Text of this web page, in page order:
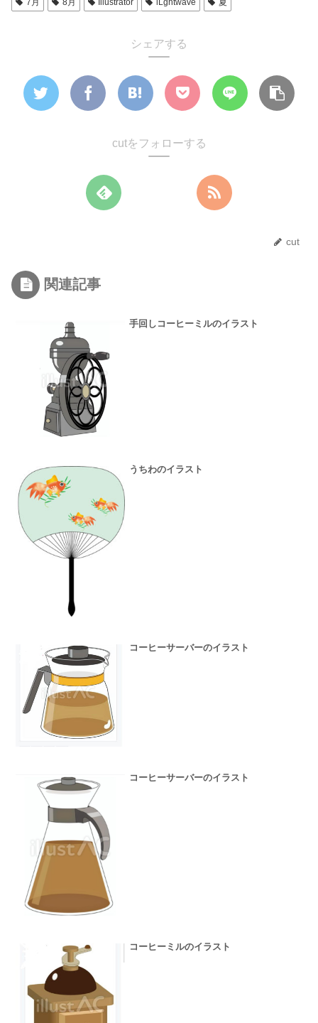
シェアする
cutをフォローする
cut
関連記事
手回しコーヒーミルのイラスト
うちわのイラスト
コーヒーサーバーのイラスト
コーヒーサーバーのイラスト
コーヒーミルのイラスト